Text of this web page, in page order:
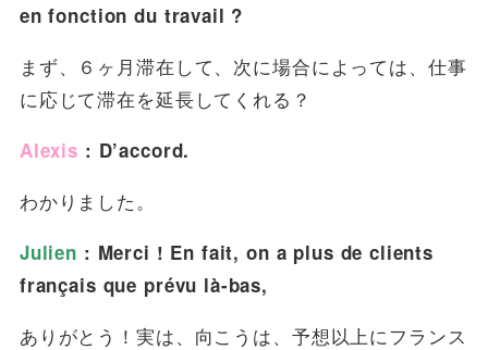
en fonction du travail ?
まず、６ヶ月滞在して、次に場合によっては、仕事
に応じて滞在を延長してくれる？
Alexis : D’accord.
わかりました。
Julien : Merci ! En fait, on a plus de clients
français que prévu là-bas,
ありがとう！実は、向こうは、予想以上にフランス